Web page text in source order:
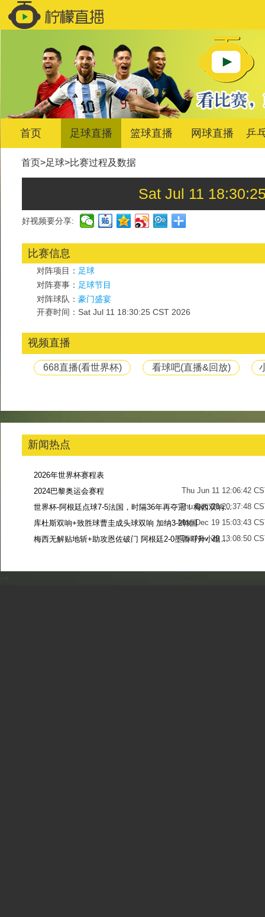
首页 足球直播 篮球直播 网球直播 乒
首页>足球>比赛过程及数据
Sat Jul 11
好视频要分享:
比赛信息
对阵项目： 足球
对阵赛事： 足球节目
对阵球队： 豪门盛宴
开赛时间：Sat Jul 11 18:30:25 CST 2026
视频直播
668直播(看世界杯) 看球吧(直播&回放)
新闻热点
2026年世界杯赛程表
Thu Jun 11 12:06:42
2024巴黎奥运会赛程
Thu Dec 28 20:37:48
世界杯-阿根廷点球7-5法国，时隔36年再夺冠！梅西双响姆巴佩戴帽
Mon Dec 19 15:03:43
库杜斯双响+致胜球曹圭成头球双响 加纳3-2韩国
Tue Nov 29 13:08:50
梅西无解贴地斩+助攻恩佐破门 阿根廷2-0墨西哥升小组第二